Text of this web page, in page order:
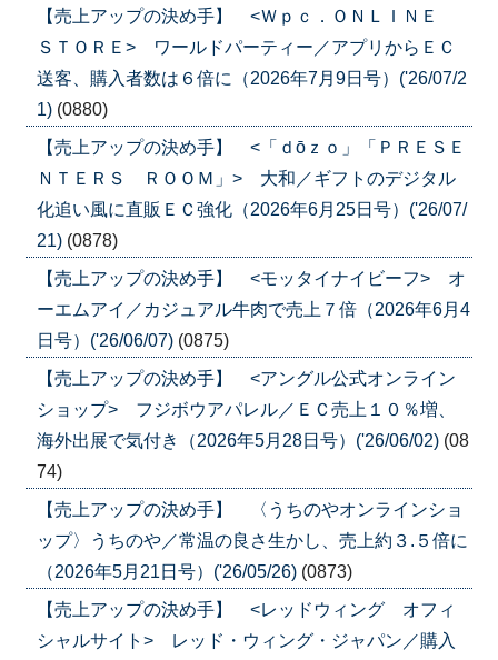
【売上アップの決め手】 <Ｗｐｃ．ＯＮＬＩＮＥ
ＳＴＯＲＥ> ワールドパーティー／アプリからＥＣ
送客、購入者数は６倍に（2026年7月9日号）('26/07/2
1) (0880)
【売上アップの決め手】 <「ｄōｚｏ」「ＰＲＥＳＥ
ＮＴＥＲＳ ＲＯＯＭ」> 大和／ギフトのデジタル
化追い風に直販ＥＣ強化（2026年6月25日号）('26/07/
21) (0878)
【売上アップの決め手】 <モッタイナイビーフ> オ
ーエムアイ／カジュアル牛肉で売上７倍（2026年6月4
日号）('26/06/07) (0875)
【売上アップの決め手】 <アングル公式オンライン
ショップ> フジボウアパレル／ＥＣ売上１０％増、
海外出展で気付き（2026年5月28日号）('26/06/02) (08
74)
【売上アップの決め手】 〈うちのやオンラインショ
ップ〉うちのや／常温の良さ生かし、売上約３.５倍に
（2026年5月21日号）('26/05/26) (0873)
【売上アップの決め手】 <レッドウィング オフィ
シャルサイト> レッド・ウィング・ジャパン／購入